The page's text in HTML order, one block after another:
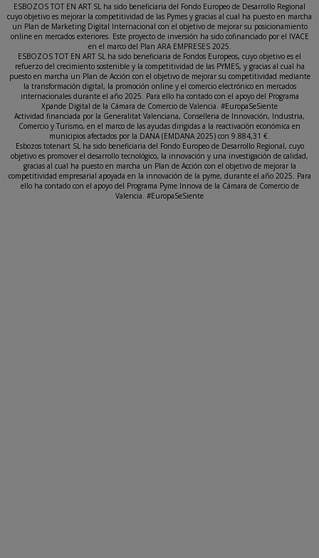
ESBOZOS TOT EN ART SL ha sido beneficiaria del Fondo Europeo de Desarrollo Regional
cuyo objetivo es mejorar la competitividad de las Pymes y gracias al cual ha puesto en marcha
un Plan de Marketing Digital Internacional con el objetivo de mejorar su posicionamiento
online en mercados exteriores. Este proyecto de inversión ha sido cofinanciado por el IVACE
en el marco del Plan ARA EMPRESES 2025.
ESBOZOS TOT EN ART SL ha sido beneficiaria de Fondos Europeos, cuyo objetivo es el
refuerzo del crecimiento sostenible y la competitividad de las PYMES, y gracias al cual ha
puesto en marcha un Plan de Acción con el objetivo de mejorar su competitividad mediante
la transformación digital, la promoción online y el comercio electrónico en mercados
internacionales durante el año 2025. Para ello ha contado con el apoyo del Programa
Xpande Digital de la Cámara de Comercio de Valencia. #EuropaSeSiente
Actividad financiada por la Generalitat Valenciana, Conselleria de Innovación, Industria,
Comercio y Turismo, en el marco de las ayudas dirigidas a la reactivación económica en
municipios afectados por la DANA (EMDANA 2025) con 9.884,31 €.
Esbozos totenart SL ha sido beneficiaria del Fondo Europeo de Desarrollo Regional, cuyo
objetivo es promover el desarrollo tecnológico, la innovación y una investigación de calidad,
gracias al cual ha puesto en marcha un Plan de Acción con el objetivo de mejorar la
competitividad empresarial apoyada en la innovación de la pyme, durante el año 2025. Para
ello ha contado con el apoyo del Programa Pyme Innova de la Cámara de Comercio de
Valencia. #EuropaSeSiente